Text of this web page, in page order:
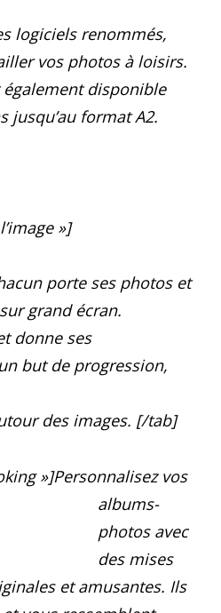
logiciels renommés,
vos photos à loisirs.
disponible
jusqu’au format A2.
»]
porte ses photos et
grand écran.
donne ses
but de progression,
des images. [/tab]
»]Personnalisez vos
albums-
photos avec
des mises
et amusantes. Ils